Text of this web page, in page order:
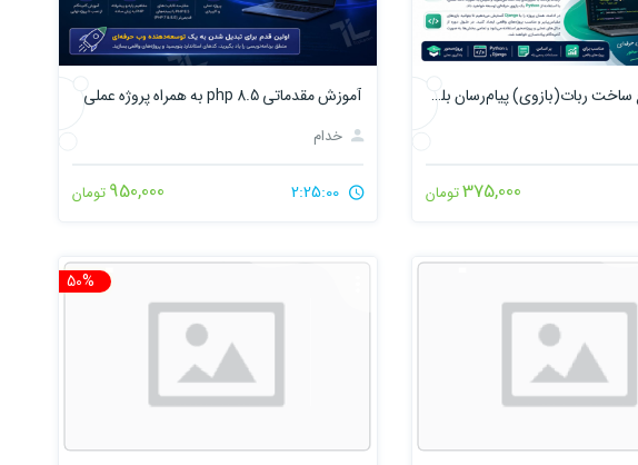
آموزش جامع ساخت ربات(بازوی) پیام‌رسان بله با Python
375,000تومان
آموزش مقدماتی php 8.5 به همراه پروژه عملی
خدام
2:25:00
950,000تومان
50%